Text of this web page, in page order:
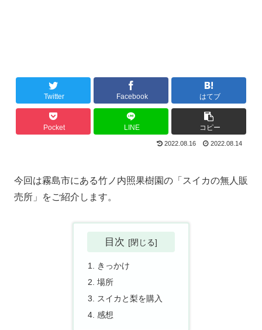
Twitter Facebook はてブ
Pocket LINE コピー
2022.08.16 2022.08.14
今回は霧島市にある竹ノ内照果樹園の「スイカの無人販
売所」をご紹介します。
目次
きっかけ
場所
スイカと梨を購入
感想